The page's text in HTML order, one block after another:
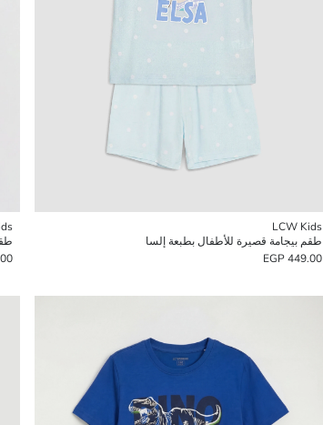
LCW Kids
طقم بيجامة قصيرة للأطفال بطبعة إلسا
449.00 EGP